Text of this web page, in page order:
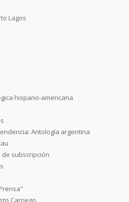
Lagos
hispano-americana
Antología argentina
subscripción
Carriego